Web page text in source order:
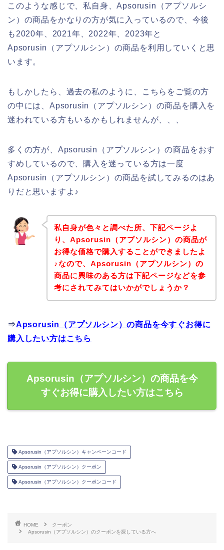
このような感じで、私自身、Apsorusin（アプソルシ
ン）の商品をかなりの方が気に入っているので、今後
も2020年、2021年、2022年、2023年と
Apsorusin（アプソルシン）の商品を利用していくと思
います。
もしかしたら、過去の私のように、こちらをご覧の方
の中には、Apsorusin（アプソルシン）の商品を購入を
迷われている方もいるかもしれませんが、、、
多くの方が、Apsorusin（アプソルシン）の商品をおす
すめしているので、購入を迷っている方は一度
Apsorusin（アプソルシン）の商品を試してみるのはあ
りだと思いますよ♪
私自身が色々と調べた所、下記ページよ
り、Apsorusin（アプソルシン）の商品が
お得な価格で購入することができましたよ
♪なので、Apsorusin（アプソルシン）の
商品に興味のある方は下記ページなどを参
考にされてみてはいかがでしょうか？
⇒Apsorusin（アプソルシン）の商品を今すぐお得に
購入したい方はこちら
Apsorusin（アプソルシン）の商品を今
すぐお得に購入したい方はこちら
Apsorusin（アプソルシン）キャンペーンコード
Apsorusin（アプソルシン）クーポン
Apsorusin（アプソルシン）クーポンコード
HOME
クーポン
Apsorusin（アプソルシン）のクーポンを探している方へ